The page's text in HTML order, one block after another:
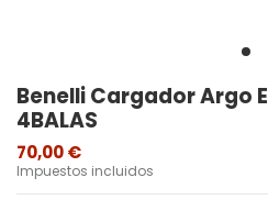
Benelli Cargador Argo E
4BALAS
70,00 €
Impuestos incluidos